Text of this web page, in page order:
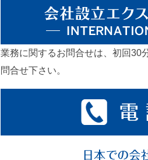
業務に関するお問合せは、初回30
問合せ下さい。